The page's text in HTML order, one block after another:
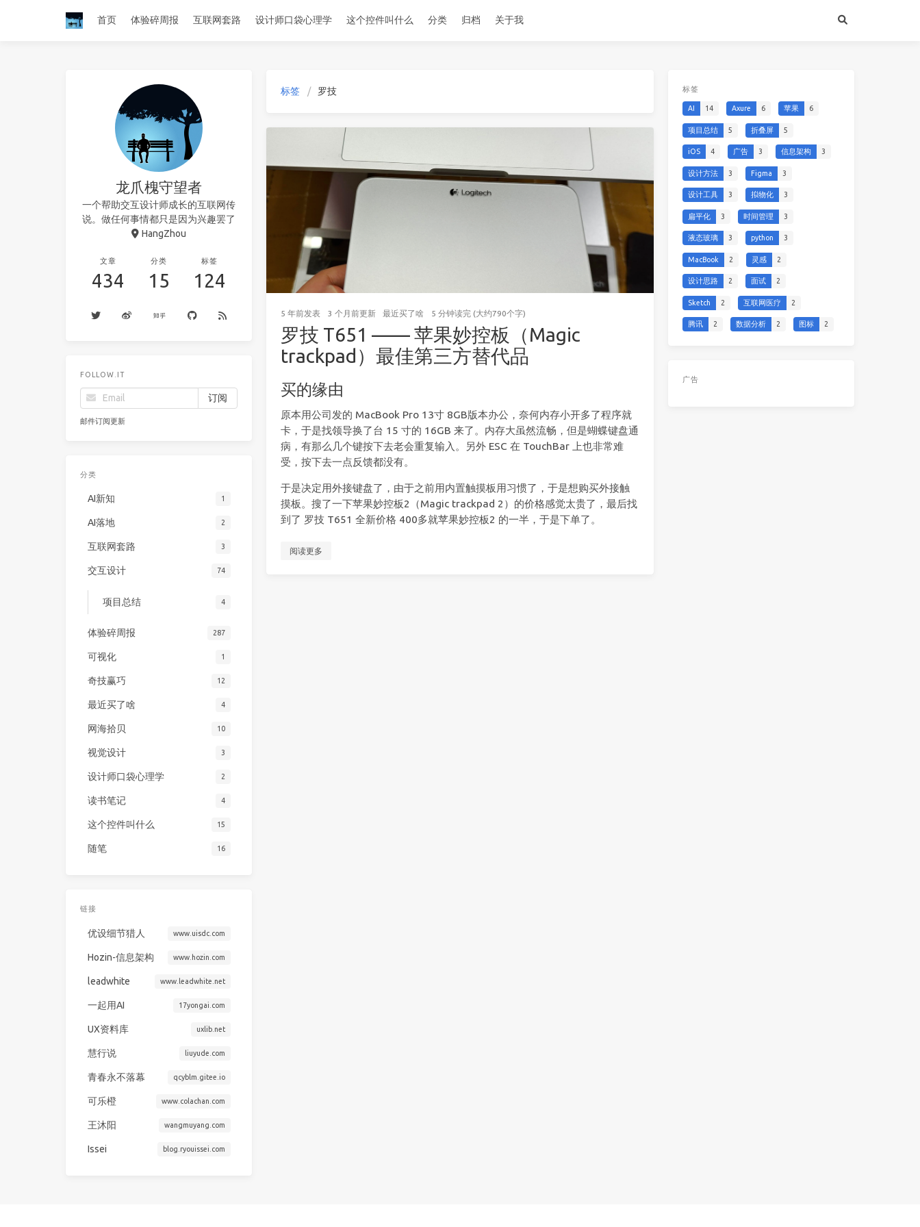
首页 体验碎周报 互联网套路 设计师口袋心理学 这个控件叫什么 分类 归档 关于我
标签 罗技
5 年前发表 3 个月前更新 最近买了啥 5 分钟读完 (大约790个字)
罗技 T651 —— 苹果妙控板（Magic
trackpad）最佳第三方替代品
买的缘由
原本用公司发的 MacBook Pro 13寸 8GB版本办公，奈何内存小开多了程序就
卡，于是找领导换了台 15 寸的 16GB 来了。内存大虽然流畅，但是蝴蝶键盘通
病，有那么几个键按下去老会重复输入。另外 ESC 在 TouchBar 上也非常难
受，按下去一点反馈都没有。
于是决定用外接键盘了，由于之前用内置触摸板用习惯了，于是想购买外接触
摸板。搜了一下苹果妙控板2（Magic trackpad 2）的价格感觉太贵了，最后找
到了 罗技 T651 全新价格 400多就苹果妙控板2 的一半，于是下单了。
阅读更多
龙爪槐守望者
一个帮助交互设计师成长的互联网传
说。做任何事情都只是因为兴趣罢了
HangZhou
文章
434
分类
15
标签
124
FOLLOW.IT
邮件订阅更新
分类
AI新知 1
AI落地 2
互联网套路 3
交互设计 74
项目总结 4
体验碎周报 287
可视化 1
奇技赢巧 12
最近买了啥 4
网海拾贝 10
视觉设计 3
设计师口袋心理学 2
读书笔记 4
这个控件叫什么 15
随笔 16
链接
优设细节猎人 www.uisdc.com
Hozin-信息架构 www.hozin.com
leadwhite www.leadwhite.net
一起用AI 17yongai.com
UX资料库 uxlib.net
慧行说 liuyude.com
青春永不落幕 qcyblm.gitee.io
可乐橙 www.colachan.com
王沐阳 wangmuyang.com
Issei blog.ryouissei.com
标签
AI 14 Axure 6 苹果 6
项目总结 5 折叠屏 5
iOS 4 广告 3 信息架构 3
设计方法 3 Figma 3
设计工具 3 拟物化 3
扁平化 3 时间管理 3
液态玻璃 3 python 3
MacBook 2 灵感 2
设计思路 2 面试 2
Sketch 2 互联网医疗 2
腾讯 2 数据分析 2 图标 2
广告